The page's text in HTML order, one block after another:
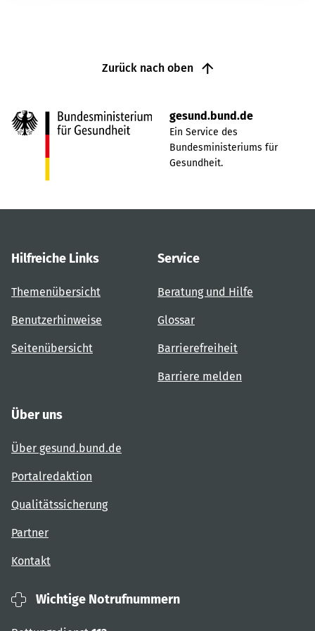
Zurück nach oben
gesund.bund.de
Ein Service des
Bundesministeriums für
Gesundheit.
Hilfreiche Links
Themenübersicht
Benutzerhinweise
Seitenübersicht
Service
Beratung und Hilfe
Glossar
Barrierefreiheit
Barriere melden
Über uns
Über gesund.bund.de
Portalredaktion
Qualitätssicherung
Partner
Kontakt
Wichtige Notrufnummern